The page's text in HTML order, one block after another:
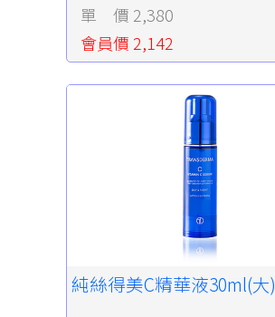
單 價 2,380
會員價 2,142
純絲得美C精華液30ml(大)